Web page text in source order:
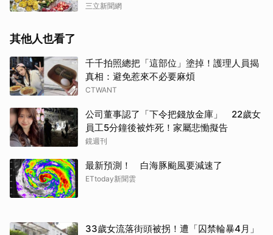
三立新聞網
其他人也看了
千千拍照總把「這部位」塗掉！護理人員揭
真相：避免惹來不必要麻煩
CTWANT
公司董事認了「下令把錢放金庫」 22歲女
員工5分鐘後被炸死！家屬悲慟擬告
鏡週刊
最新預測！ 白海豚颱風要減速了
ETtoday新聞雲
33歲女流落街頭被拐！遭「囚禁輪暴4月」